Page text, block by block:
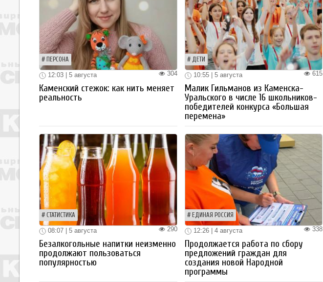
ПЕРСОНА
304
12:03 | 5 августа
Каменский стежок: как нить меняет
реальность
ДЕТИ
615
10:55 | 5 августа
Малик Гильманов из Каменска-
Уральского в числе 16 школьников-
победителей конкурса «Большая
перемена»
СТАТИСТИКА
290
08:07 | 5 августа
Безалкогольные напитки неизменно
продолжают пользоваться
популярностью
ЕДИНАЯ РОССИЯ
338
12:26 | 4 августа
Продолжается работа по сбору
предложений граждан для
создания новой Народной
программы